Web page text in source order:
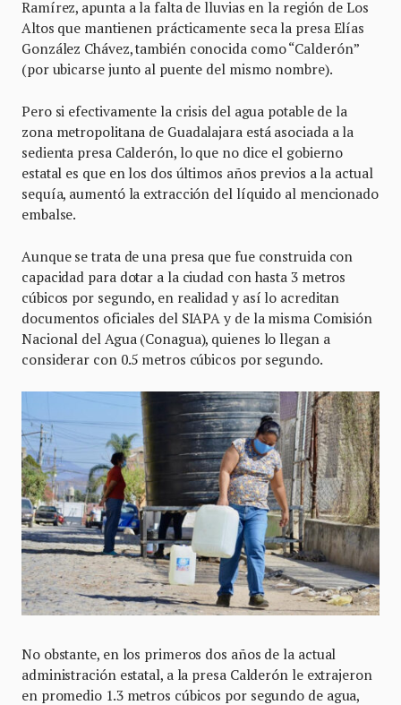
Ramírez, apunta a la falta de lluvias en la región de Los
Altos que mantienen prácticamente seca la presa Elías
González Chávez, también conocida como “Calderón”
(por ubicarse junto al puente del mismo nombre).
Pero si efectivamente la crisis del agua potable de la
zona metropolitana de Guadalajara está asociada a la
sedienta presa Calderón, lo que no dice el gobierno
estatal es que en los dos últimos años previos a la actual
sequía, aumentó la extracción del líquido al mencionado
embalse.
Aunque se trata de una presa que fue construida con
capacidad para dotar a la ciudad con hasta 3 metros
cúbicos por segundo, en realidad y así lo acreditan
documentos oficiales del SIAPA y de la misma Comisión
Nacional del Agua (Conagua), quienes lo llegan a
considerar con 0.5 metros cúbicos por segundo.
No obstante, en los primeros dos años de la actual
administración estatal, a la presa Calderón le extrajeron
en promedio 1.3 metros cúbicos por segundo de agua,